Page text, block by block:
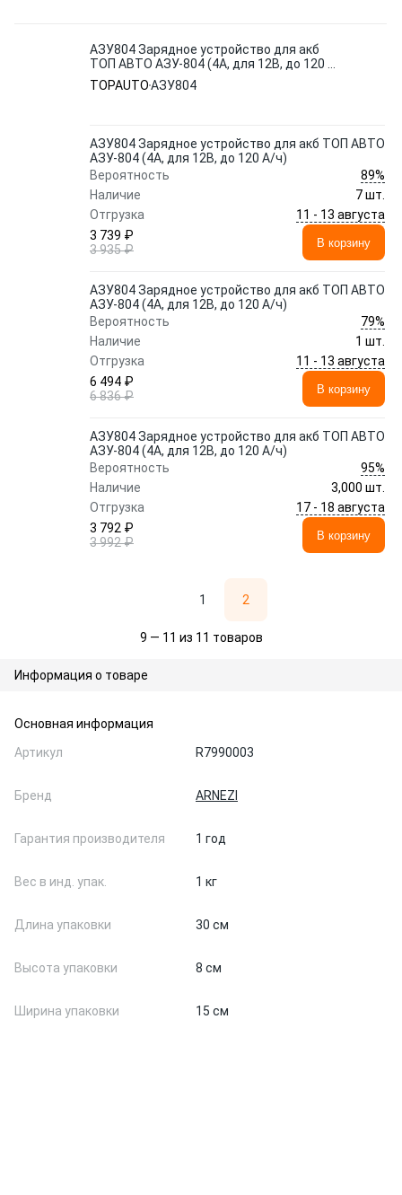
АЗУ804 Зарядное устройство для акб
ТОП АВТО АЗУ-804 (4А, для 12В, до 120 А/
ч)
TOPAUTOАЗУ804
АЗУ804 Зарядное устройство для акб ТОП АВТО
АЗУ-804 (4А, для 12В, до 120 А/ч)
Вероятность
89%
Наличие
7 шт.
Отгрузка
11 - 13 августа
3 739 ₽
3 935 ₽
В корзину
АЗУ804 Зарядное устройство для акб ТОП АВТО
АЗУ-804 (4А, для 12В, до 120 А/ч)
Вероятность
79%
Наличие
1 шт.
Отгрузка
11 - 13 августа
6 494 ₽
6 836 ₽
В корзину
АЗУ804 Зарядное устройство для акб ТОП АВТО
АЗУ-804 (4А, для 12В, до 120 А/ч)
Вероятность
95%
Наличие
3,000 шт.
Отгрузка
17 - 18 августа
3 792 ₽
3 992 ₽
В корзину
1 2
9 — 11 из 11 товаров
Информация о товаре
Основная информация
Артикул
R7990003
Бренд ARNEZI
Гарантия производителя 1 год
Вес в инд. упак. 1 кг
Длина упаковки 30 см
Высота упаковки 8 см
Ширина упаковки 15 см